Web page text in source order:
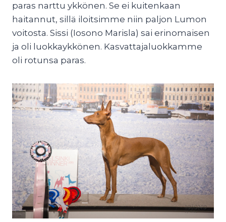
paras narttu ykkönen. Se ei kuitenkaan
haitannut, sillä iloitsimme niin paljon Lumon
voitosta. Sissi (Iosono Marisla) sai erinomaisen
ja oli luokkaykkönen. Kasvattajaluokkamme
oli rotunsa paras.